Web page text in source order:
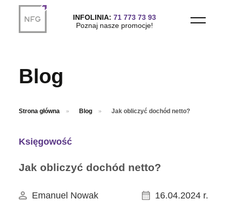
Przejdź do treści głównej
INFOLINIA: 71 773 73 93
Poznaj nasze promocje!
Blog
Strona główna Blog Jak obliczyć dochód netto?
Księgowość
Jak obliczyć dochód netto?
Emanuel Nowak 16.04.2024 r.